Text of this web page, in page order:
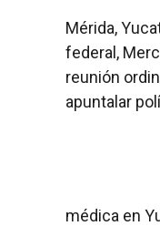
Mérida,
federal,
reunión
apuntalar
médica en